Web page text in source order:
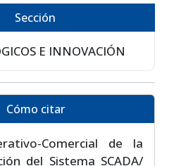
Sección
E INNOVACIÓN
Cómo citar
Comercial de la
del Sistema SCADA/